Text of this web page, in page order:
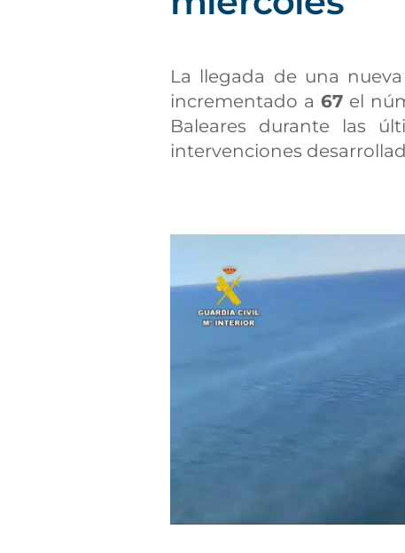
La llegada de una
incrementado a 67el
Baleares durante las
intervenciones